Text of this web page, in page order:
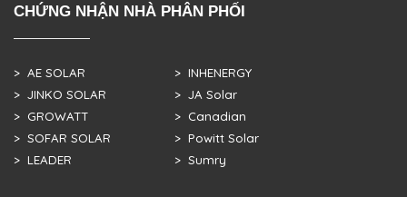
CHỨNG NHẬN NHÀ PHÂN PHỐI
> AE SOLAR
> JINKO SOLAR
> GROWATT
> SOFAR SOLAR
> LEADER
> INHENERGY
> JA Solar
> Canadian
> Powitt Solar
> Sumry